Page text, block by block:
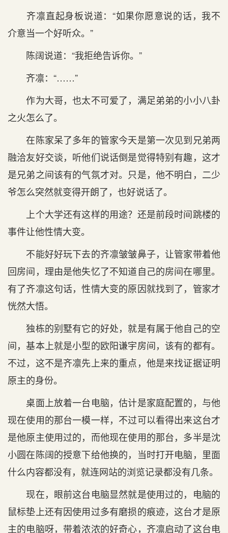
齐凛直起身板说道：“如果你愿意说的话，我不
介意当一个好听众。”
陈阔说道：“我拒绝告诉你。”
齐凛：“……”
作为大哥，也太不可爱了，满足弟弟的小小八卦
之火怎么了。
在陈家呆了多年的管家今天是第一次见到兄弟两
融洽友好交谈，听他们说话倒是觉得特别有趣，这才
是兄弟之间该有的气氛才对。只是，他不明白，二少
爷怎么突然就变得开朗了，也好说话了。
上个大学还有这样的用途？还是前段时间跳楼的
事件让他性情大变。
不能好好玩下去的齐凛皱皱鼻子，让管家带着他
回房间，理由是他失忆了不知道自己的房间在哪里。
有了齐凛这句话，性情大变的原因就找到了，管家才
恍然大悟。
独栋的别墅有它的好处，就是有属于他自己的空
间，基本上就是小型的欧阳谦宇房间，该有的都有。
不过，这不是齐凛先上来的重点，他是来找证据证明
原主的身份。
桌面上放着一台电脑，估计是家庭配置的，与他
现在使用的那台一模一样，不过可以看得出来这台才
是他原主使用过的，而他现在使用的那台，多半是沈
小圆在陈阔的授意下给他换的，当时打开电脑，里面
什么内容都没有，就连网站的浏览记录都没有几条。
现在，眼前这台电脑显然就是使用过的，电脑的
鼠标垫上还有因使用过多有磨损的痕迹，这台才是原
主的电脑呀，带着浓浓的好奇心，齐凛启动了这台电